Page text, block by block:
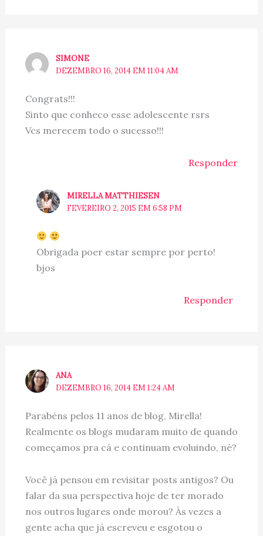
SIMONE
DEZEMBRO 16, 2014 EM 11:04 AM
Congrats!!!
Sinto que conheco esse adolescente rsrs
Vcs merecem todo o sucesso!!!
Responder
MIRELLA MATTHIESEN
FEVEREIRO 2, 2015 EM 6:58 PM
Obrigada poer estar sempre por perto!
bjos
Responder
ANA
DEZEMBRO 16, 2014 EM 1:24 AM
Parabéns pelos 11 anos de blog, Mirella!
Realmente os blogs mudaram muito de quando
começamos pra cá e continuam evoluindo, né?
Você já pensou em revisitar posts antigos? Ou
falar da sua perspectiva hoje de ter morado
nos outros lugares onde morou? Às vezes a
gente acha que já escreveu e esgotou o